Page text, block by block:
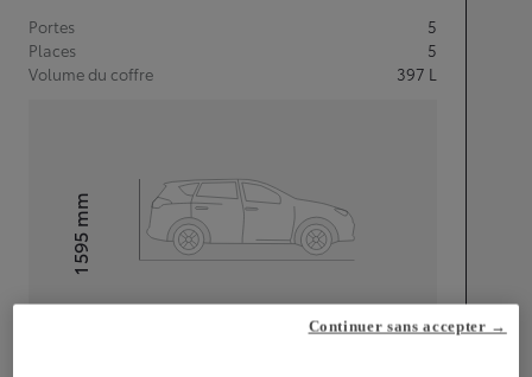
Portes
5
Places
5
Volume du coffre
397 L
Longueur
Hauteur1 595
mm
Continuer sans accepter →